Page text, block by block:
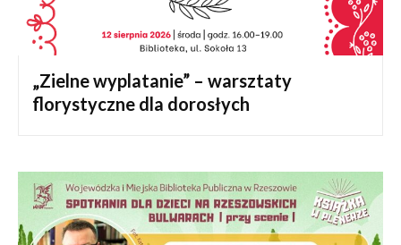
„Zielne wyplatanie” – warsztaty
florystyczne dla dorosłych